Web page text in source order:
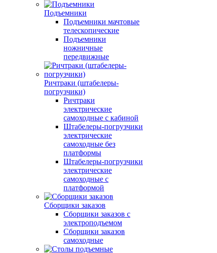
Подъемники
Подъемники мачтовые
телескопические
Подъемники
ножничные
передвижные
Ричтраки (штабелеры-
погрузчики)
Ричтраки
электрические
самоходные с кабиной
Штабелеры-погрузчики
электрические
самоходные без
платформы
Штабелеры-погрузчики
электрические
самоходные с
платформой
Сборщики заказов
Сборщики заказов с
электроподъемом
Сборщики заказов
самоходные